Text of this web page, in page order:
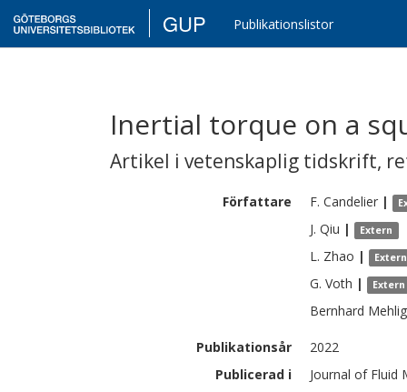
GUP Publikationslistor
Inertial torque on a
Artikel i vetenskaplig tidskrift,
Författare F. Candelier |
J. Qiu | Extern
L. Zhao | Extern
G. Voth | Extern
Bernhard Mehlig
Publikationsår
2022
Publicerad i
Journal of Fluid